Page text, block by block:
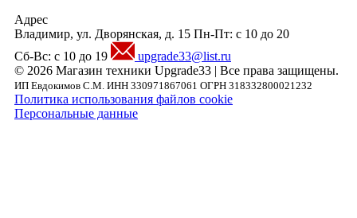
Адрес
Владимир, ул. Дворянская, д. 15 Пн-Пт: с 10 до 20
Сб-Вс: с 10 до 19
upgrade33@list.ru
© 2026 Магазин техники Upgrade33 | Все права защищены.
ИП Евдокимов С.М. ИНН 330971867061 ОГРН 318332800021232
Политика использования файлов cookie
Персональные данные